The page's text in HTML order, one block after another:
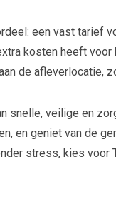
een vast tarief
kosten heeft
de afleverlocatie,
snelle, veilige en
en geniet van de
stress, kies voor